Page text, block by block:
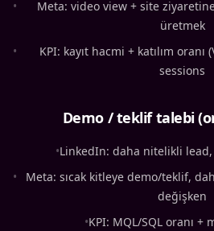
•
Meta: video view + site
üretmek
•
KPI: kayıt hacmi + katılım oranı
sessions
Demo / teklif talebi
•LinkedIn: daha nitelikli lead,
•
Meta: sıcak kitleye demo/teklif,
değişken
•KPI: MQL/SQL oranı +